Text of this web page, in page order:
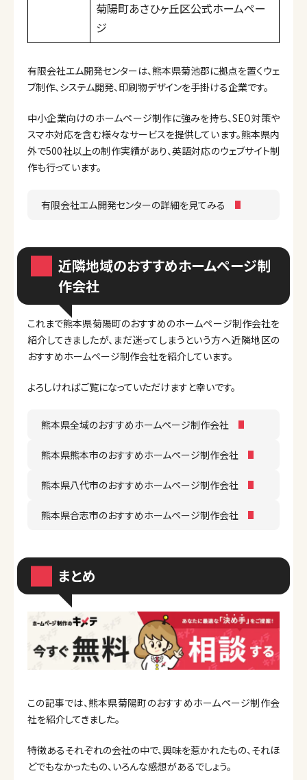
菊陽町あさひヶ丘区公式ホームペー
ジ
有限会社エム開発センターは、熊本県菊池郡に拠点を置くウェ
ブ制作、システム開発、印刷物デザインを手掛ける企業です。
中小企業向けのホームページ制作に強みを持ち、SEO対策や
スマホ対応を含む様々なサービスを提供しています。熊本県内
外で500社以上の制作実績があり、英語対応のウェブサイト制
作も行っています。
有限会社エム開発センターの詳細を見てみる
近隣地域のおすすめホームページ制
作会社
これまで熊本県菊陽町のおすすめのホームページ制作会社を
紹介してきましたが、まだ迷ってしまうという方へ近隣地区の
おすすめホームページ制作会社を紹介しています。
よろしければご覧になっていただけますと幸いです。
熊本県全域のおすすめホームページ制作会社
熊本県熊本市のおすすめホームページ制作会社
熊本県八代市のおすすめホームページ制作会社
熊本県合志市のおすすめホームページ制作会社
まとめ
この記事では、熊本県菊陽町のおすすめホームページ制作会
社を紹介してきました。
特徴あるそれぞれの会社の中で、興味を惹かれたもの、それほ
どでもなかったもの、いろんな感想があるでしょう。